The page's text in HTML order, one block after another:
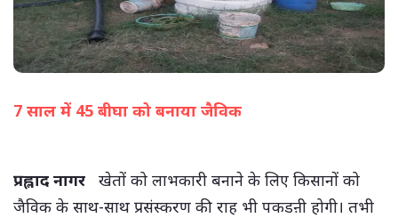
7 साल में 45 बीघा को बनाया जैविक
प्रह्लाद नागर खेतों को लाभकारी बनाने के लिए किसानों को
जैविक के साथ-साथ प्रसंस्करण की राह भी पकडऩी होगी। तभी